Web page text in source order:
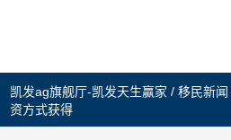
凯发ag旗舰厅-凯发天生赢家 /移民新闻
资方式获得